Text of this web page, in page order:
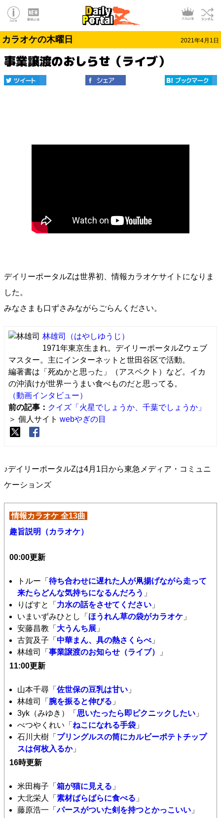
カラオケの木曜日 2021年4月1日
事業譲渡のおしらせ（ライブ）
デイリーポータルZは世界初、情報カラオケサイトになりま
した。
みなさまも口ずさみながらごらんください。
林雄司
（はやしゆうじ）
1971年東京生まれ。デイリーポータルZウェブ
マスター。主にインターネットと世田谷区で活動。
編著書は「死ぬかと思った」（アスペクト）など。イカ
の沖漬けが世界一うまい食べものだと思ってる。
（動画インタビュー）
前の記事： クイズ「火星でしょうか、千葉でしょうか」
＞ 個人サイト webやぎの目
♪デイリーポータルZは4月1日から東急メディア・コミュニ
ケーションズ
情報カラオケ 全13曲
趣旨説明（カラオケ）
00:00更新
トルー「 待ち合わせに遅れた人が凧揚げながら走って
来たらどんな気持ちになるんだろう 」
りばすと「 力水の話をさせてください 」
いまいずみひとし「 ほうれん草の袋がカラオケ 」
安藤昌教「 大うんち展 」
古賀及子「 中華まん、具の熱さくらべ」
林雄司「 事業譲渡のお知らせ（ライブ）
」
11:00更新
山本千尋「 佐世保の豆乳は甘い 」
林雄司「 腕を振ると伸びる 」
3yk（みゆき）「 思いたったら即ピクニックしたい 」
べつやくれい「 ねこになれる手袋 」
石川大樹「 プリングルスの筒にカルビーポテトチップ
スは何枚入るか」
16時更新
米田梅子「 箱が猫に見える 」
大北栄人「 素材ばらばらに食べる 」
藤原浩一「パースがついた剣を持つとかっこいい 」